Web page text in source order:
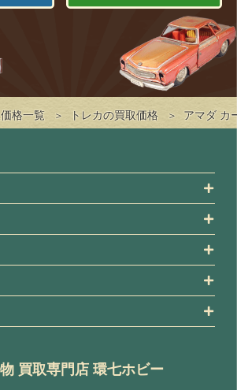
格一覧 トレカの買取価格 アマダ カ
買取専門店 環七ホビー